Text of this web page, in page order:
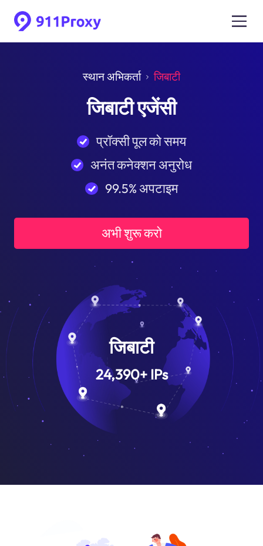
स्थान अभिकर्ता जिबाटी
जिबाटी एजेंसी
प्रॉक्सी पूल को समय
अनंत कनेक्शन अनुरोध
99.5% अपटाइम
अभी शुरू करो
जिबाटी
24,390+IPs